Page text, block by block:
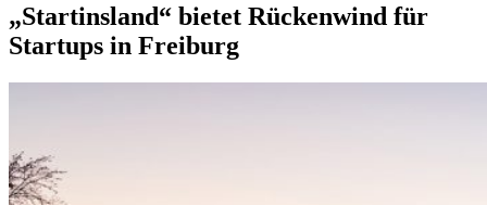
„Startinsland“ bietet Rückenwind für
Startups in Freiburg